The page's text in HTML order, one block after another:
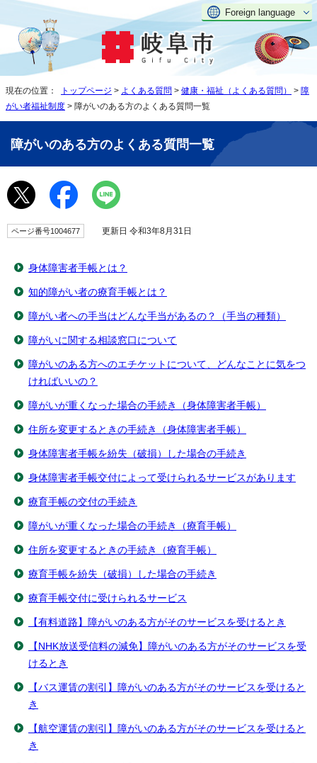
Foreign language
現在の位置： トップページ > よくある質問 > 健康・福祉（よくある質問） > 障
がい者福祉制度 > 障がいのある方のよくある質問一覧
障がいのある方のよくある質問一覧
ページ番号1004677 更新日 令和3年8月31日
身体障害者手帳とは？
知的障がい者の療育手帳とは？
障がい者への手当はどんな手当があるの？（手当の種類）
障がいに関する相談窓口について
障がいのある方へのエチケットについて、どんなことに気をつ
ければいいの？
障がいが重くなった場合の手続き（身体障害者手帳）
住所を変更するときの手続き（身体障害者手帳）
身体障害者手帳を紛失（破損）した場合の手続き
身体障害者手帳交付によって受けられるサービスがあります
療育手帳の交付の手続き
障がいが重くなった場合の手続き（療育手帳）
住所を変更するときの手続き（療育手帳）
療育手帳を紛失（破損）した場合の手続き
療育手帳交付に受けられるサービス
【有料道路】障がいのある方がそのサービスを受けるとき
【NHK放送受信料の減免】障がいのある方がそのサービスを受
けるとき
【バス運賃の割引】障がいのある方がそのサービスを受けると
き
【航空運賃の割引】障がいのある方がそのサービスを受けると
き